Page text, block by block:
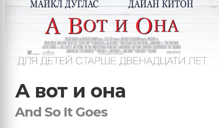
А вот и она
And So It Goes